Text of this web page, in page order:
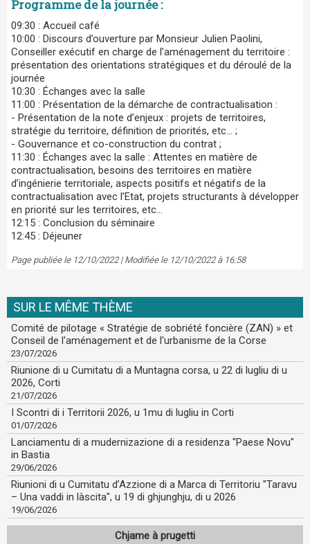
Programme de la journée :
09:30 : Accueil café
10:00 : Discours d’ouverture par Monsieur Julien Paolini,
Conseiller exécutif en charge de l’aménagement du territoire :
présentation des orientations stratégiques et du déroulé de la
journée
10:30 : Échanges avec la salle
11:00 : Présentation de la démarche de contractualisation :
- Présentation de la note d’enjeux : projets de territoires,
stratégie du territoire, définition de priorités, etc… ;
- Gouvernance et co-construction du contrat ;
11:30 : Échanges avec la salle : Attentes en matière de
contractualisation, besoins des territoires en matière
d’ingénierie territoriale, aspects positifs et négatifs de la
contractualisation avec l’Etat, projets structurants à développer
en priorité sur les territoires, etc…
12:15 : Conclusion du séminaire
12:45 : Déjeuner
Page publiée le 12/10/2022 | Modifiée le 12/10/2022 à 16:58
SUR LE MÊME THÈME
Comité de pilotage « Stratégie de sobriété foncière (ZAN) » et
Conseil de l'aménagement et de l'urbanisme de la Corse
23/07/2026
Riunione di u Cumitatu di a Muntagna corsa, u 22 di lugliu di u
2026, Corti
21/07/2026
I Scontri di i Territorii 2026, u 1mu di lugliu in Corti
01/07/2026
​Lanciamentu di a mudernizazione di a residenza "Paese Novu"
in Bastia
29/06/2026
Riunioni di u Cumitatu d’Azzione di a Marca di Territoriu "Taravu
– Una vaddi in làscita", u 19 di ghjunghju, di u 2026
19/06/2026
Chjame à prugetti